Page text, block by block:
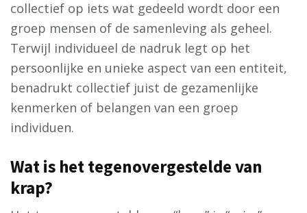
collectief op iets wat gedeeld wordt door een
groep mensen of de samenleving als geheel.
Terwijl individueel de nadruk legt op het
persoonlijke en unieke aspect van een entiteit,
benadrukt collectief juist de gezamenlijke
kenmerken of belangen van een groep
individuen.
Wat is het tegenovergestelde van
krap?